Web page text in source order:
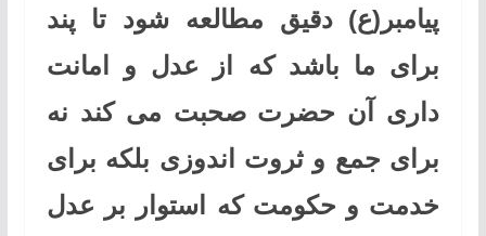
پیامبر(ع) دقیق مطالعه شود تا پند
برای ما باشد که از عدل و امانت
داری آن حضرت صحبت می کند نه
برای جمع و ثروت اندوزی بلکه برای
خدمت و حکومت که استوار بر عدل